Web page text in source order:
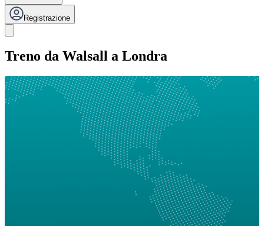
Registrazione
Treno da Walsall a Londra